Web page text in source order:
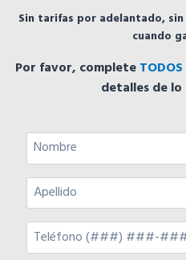
Sin tarifas por adelantado,
cuando
Por favor, completeTODOS
detalles de